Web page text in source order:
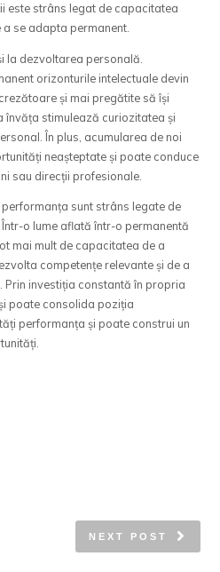
este strâns legat de capacitatea
se adapta permanent.
la dezvoltarea personală.
orizonturile intelectuale devin
și mai pregătite să își
învăța stimulează curiozitatea și
În plus, acumularea de noi
neașteptate și poate conduce
sau direcții profesionale.
sunt strâns legate de
o lume aflată într-o permanentă
mai mult de capacitatea de a
competențe relevante și de a
investiția constantă în propria
poate consolida poziția
performanța și poate construi un
NEXT POST